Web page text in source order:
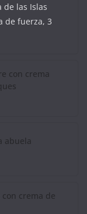
de las Islas
de fuerza, 3
con crema
abuela
crema de